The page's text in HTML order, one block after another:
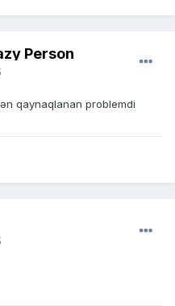
Person
qaynaqlanan problemdi